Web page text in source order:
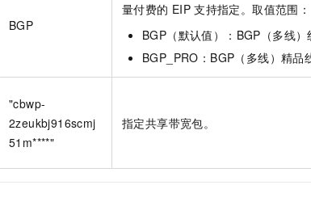
BGP
量付费的 EIP 支持指定。取值范围：
BGP（默认值）：BGP（多线）
BGP_PRO：BGP（多线）精品
"cbwp-
2zeukbj916scmj
51m****"
指定共享带宽包。